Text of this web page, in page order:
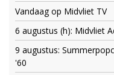
Vandaag op Midvliet TV
6 augustus (h): Midvliet
9 augustus:
'60